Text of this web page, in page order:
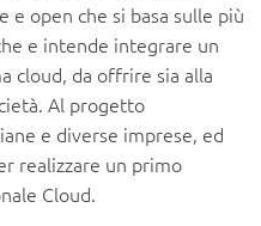
open che si basa sulle più
e intende integrare un
cloud, da offrire sia alla
Al progetto
e diverse imprese, ed
realizzare un primo
Cloud.